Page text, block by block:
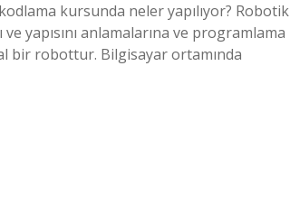
kursunda neler yapılıyor? Robotik
yapısını anlamalarına ve programlama
bir robottur. Bilgisayar ortamında